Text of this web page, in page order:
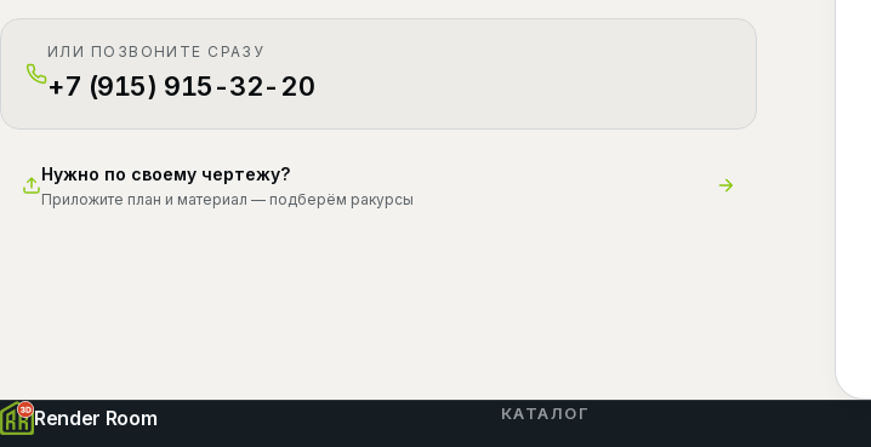
ИЛИ ПОЗВОНИТЕ СРАЗУ
+7 (915) 915-32-20
Нужно по своему чертежу?
Приложите план и материал — подберём ракурсы
Render Room КАТАЛОГ